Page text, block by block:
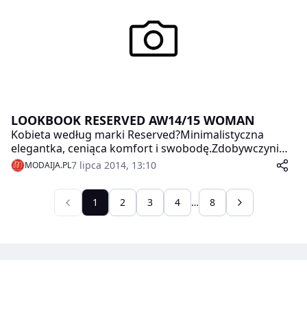
LOOKBOOK RESERVED AW14/15 WOMAN
Kobieta według marki Reserved?Minimalistyczna
elegantka, ceniąca komfort i swobodę.Zdobywczyni
miasta – a jednocześnie nowoczesna outsiderka
kochająca stylizacje oversize.Aktywna, pełna pomysłów
na siebie Indywidualistka.Silna, a zarazem delikatna
pasjonatka życia.Trochę zbuntowana. Bardzo kobieca.
MODAIJA.PL7 lipca 2014, 13:10
1 2 3 4 … 8